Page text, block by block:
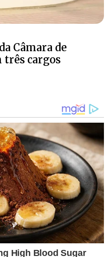
Câmara de
três cargos